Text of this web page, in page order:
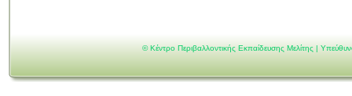
© Κέντρο Περιβαλλοντικής Εκπαίδευσης Μελίτης |